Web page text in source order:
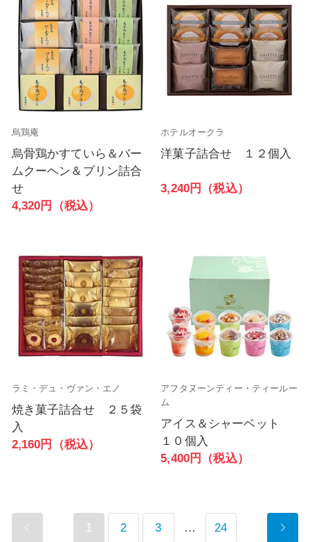
烏鶏庵
烏骨鶏かすていら＆バー
ムクーヘン＆プリン詰合
せ
4,320円（税込）
ホテルオークラ
洋菓子詰合せ １２個入
3,240円（税込）
ラミ・デュ・ヴァン・エノ
焼き菓子詰合せ ２５袋
入
2,160円（税込）
アフタヌーンティー・ティールー
ム
アイス＆シャーベット
１０個入
5,400円（税込）
1 2 3 … 24